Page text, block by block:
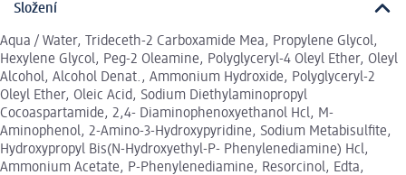
Složení
Aqua / Water, Trideceth-2 Carboxamide Mea, Propylene Glycol,
Hexylene Glycol, Peg-2 Oleamine, Polyglyceryl-4 Oleyl Ether, Oleyl
Alcohol, Alcohol Denat., Ammonium Hydroxide, Polyglyceryl-2
Oleyl Ether, Oleic Acid, Sodium Diethylaminopropyl
Cocoaspartamide, 2,4- Diaminophenoxyethanol Hcl, M-
Aminophenol, 2-Amino-3-Hydroxypyridine, Sodium Metabisulfite,
Hydroxypropyl Bis(N-Hydroxyethyl-P- Phenylenediamine) Hcl,
Ammonium Acetate, P-Phenylenediamine, Resorcinol, Edta,